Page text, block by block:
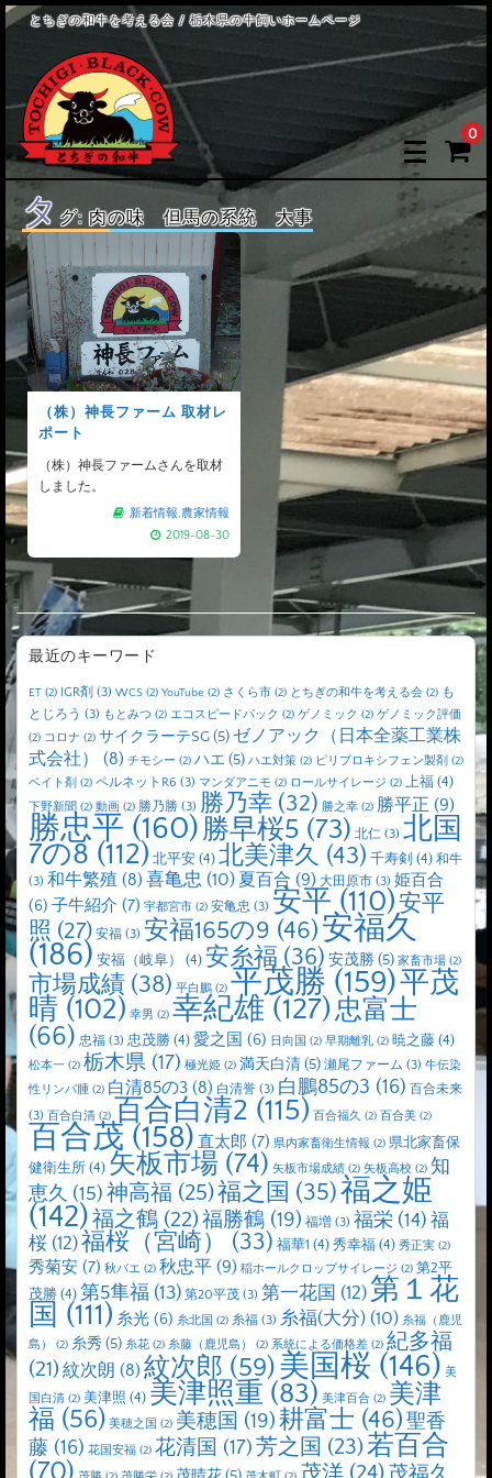
とちぎの和牛を考える会 / 栃木県の牛飼いホームページ
0
タ グ:肉の味 但馬の系統 大事
（株）神長ファーム 取材レ
ポート
（株）神長ファームさんを取材
しました。
新着情報,農家情報
2019-08-30
最近のキーワード
ET (2) IGR剤 (3) WCS (2) YouTube (2) さくら市 (2) とちぎの和牛を考える会 (2) も
とじろう (3) もとみつ (2) エコスピードパック (2) ゲノミック (2) ゲノミック評価
(2) コロナ (2) サイクラーテSG(5) ゼノアック（日本全薬工業株
式会社）
(8) チモシー (2) ハエ (5) ハエ対策 (2) ピリプロキシフェン製剤 (2)
ベイト剤 (2) ペルネットR6 (3) マンダアニモ (2) ロールサイレージ (2) 上福 (4)
下野新聞 (2) 動画 (2) 勝乃勝 (3) 勝乃幸 (32) 勝之幸 (2) 勝平正 (9)
勝忠平 (160)勝早桜5 (73) 北仁 (3) 北国
7の8 (112) 北平安 (4) 北美津久 (43) 千寿剣 (4) 和牛
(3) 和牛繁殖 (8) 喜亀忠 (10) 夏百合 (9) 大田原市 (3) 姫百合
(6) 子牛紹介 (7) 宇都宮市 (2) 安亀忠 (3) 安平(110)安平
照 (27) 安福 (3) 安福165の9 (46)安福久
(186) 安福（岐阜） (4) 安糸福 (36) 安茂勝 (5) 家畜市場 (2)
市場成績 (38) 平白鵬 (2) 平茂勝 (159)平茂
晴 (102) 幸男 (2) 幸紀雄 (127)忠富士
(66) 忠福 (3) 忠茂勝 (4) 愛之国 (6) 日向国 (2) 早期離乳 (2) 暁之藤 (4)
松本一 (2) 栃木県 (17) 極光姫 (2) 満天白清(5) 瀬尾ファーム (3) 牛伝染
性リンパ腫 (2) 白清85の3 (8) 白清誉 (3) 白鵬85の3 (16) 百合未来
(3) 百合白清 (2) 百合白清2 (115) 百合福久 (2) 百合美 (2)
百合茂 (158) 直太郎 (7) 県内家畜衛生情報 (2) 県北家畜保
健衛生所 (4) 矢板市場 (74) 矢板市場成績 (2) 矢板高校 (2) 知
恵久 (15) 神高福 (25)福之国 (35)福之姫
(142)福之鶴 (22)福勝鶴 (19) 福増 (3) 福栄 (14) 福
桜 (12)福桜（宮崎） (33) 福華1 (4) 秀幸福 (4) 秀正実 (2)
秀菊安 (7) 秋バエ (2) 秋忠平 (9) 稲ホールクロップサイレージ (2) 第2平
茂勝 (4) 第5隼福 (13) 第20平茂 (3) 第一花国 (12) 第１花
国 (111) 糸光 (6) 糸北国 (2) 糸福 (3) 糸福(大分) (10) 糸福（鹿児
島）
(2) 糸秀 (5) 糸花 (2) 糸藤（鹿児島） (2) 系統による価格差 (2) 紀多福
(21) 紋次朗 (8) 紋次郎 (59)美国桜 (146) 美
国白清 (2) 美津照 (4) 美津照重 (83) 美津百合 (2) 美津
福 (56) 美穂之国 (2) 美穂国 (19)耕富士 (46)聖香
藤 (16) 花国安福 (2) 花清国 (17)芳之国 (23)若百合